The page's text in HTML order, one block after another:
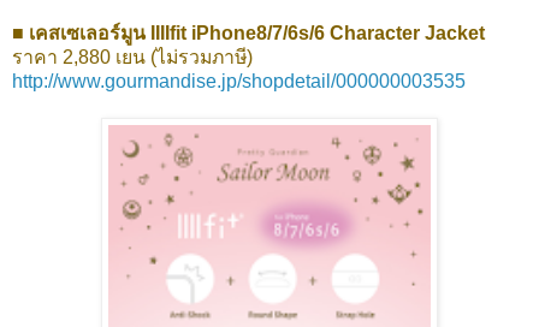
■ เคสเซเลอร์มูน IIIIfit iPhone8/7/6s/6 Character Jacket
ราคา 2,880 เยน (ไม่รวมภาษี)
http://www.gourmandise.jp/shopdetail/000000003535